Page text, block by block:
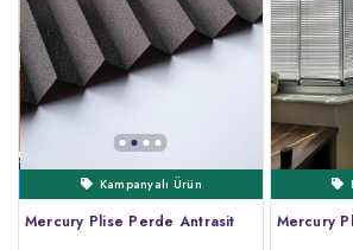
Kampanyalı Ürün
Mercury Plise Perde Antrasit
Çok Satanlar
Mercury